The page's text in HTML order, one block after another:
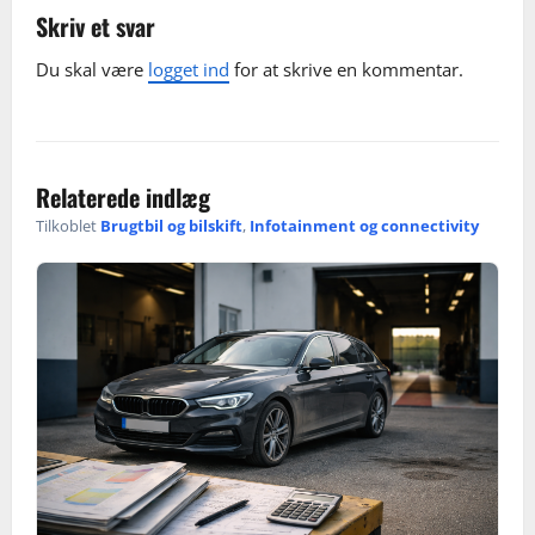
a
v
a
t
o
n
Skriv et svar
Du skal være logget ind for at skrive en kommentar.
Relaterede indlæg
Tilkoblet Brugtbil og bilskift, Infotainment og connectivity